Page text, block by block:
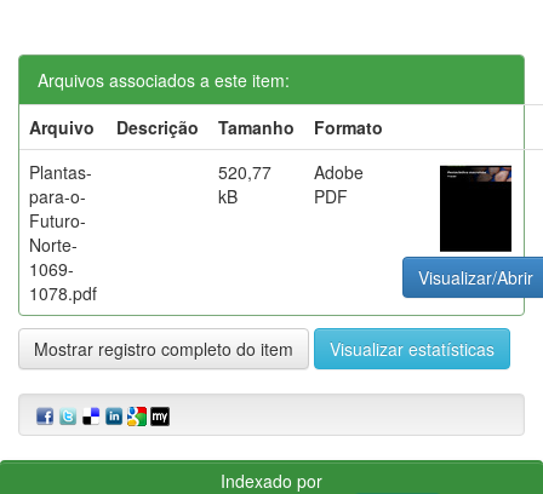
Arquivos associados a este item:
Arquivo
Descrição Tamanho
Formato
Plantas-
para-o-
Futuro-
Norte-
1069-
1078.pdf
520,77
kB
Adobe
PDF
Visualizar/Abrir
Mostrar registro completo do item Visualizar estatísticas
Indexado por